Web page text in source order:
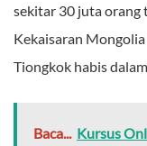
sekitar 30 juta orang
Kekaisaran
Tiongkok habis
Baca... Kursus